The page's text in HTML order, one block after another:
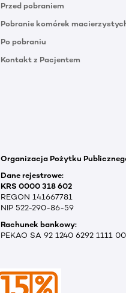
Przed pobraniem
Pobranie komórek
Po pobraniu
Kontakt z Pacjentem
Organizacja Pożytku
Dane rejestrowe:
KRS 0000 318 602
REGON 141667781
NIP 522-290-86-59
Rachunek bankowy:
PEKAO SA 92 1240 6292 1111